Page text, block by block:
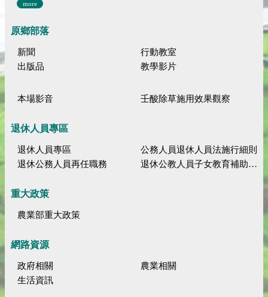
more
原鄉部落
新聞
行動教室
出版品
教學影片
本場影音 壬酸除草施用效果觀察
退休人員專區
退休人員專區
公務人員退休人員法施行細則
退休公務人員再任職務
退休公教人員子女教育補助規定
重大政策
農業部重大政策
網路資源
政府相關
農業相關
生活資訊